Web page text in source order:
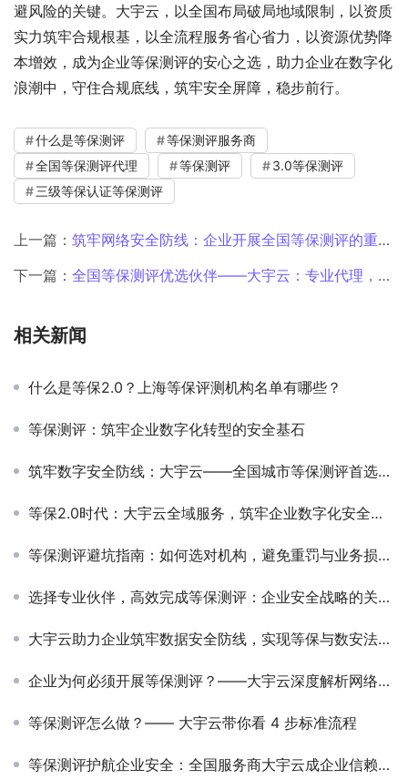
避风险的关键。大宇云，以全国布局破局地域限制，以资质
实力筑牢合规根基，以全流程服务省心省力，以资源优势降
本增效，成为企业等保测评的安心之选，助力企业在数字化
浪潮中，守住合规底线，筑牢安全屏障，稳步前行。
什么是等保测评
等保测评服务商
全国等保测评代理
等保测评
3.0等保测评
三级等保认证等保测评
上一篇： 筑牢网络安全防线：企业开展全国等保测评的重要性与路径选择
下一篇： 全国等保测评优选伙伴——大宇云：专业代理，护航企业网络安全合规之路
相关新闻
什么是等保2.0？上海等保评测机构名单有哪些？
等保测评：筑牢企业数字化转型的安全基石‌
筑牢数字安全防线：大宇云——全国城市等保测评首选服务商
等保2.0时代：大宇云全域服务，筑牢企业数字化安全基石
等保测评避坑指南：如何选对机构，避免重罚与业务损失？
选择专业伙伴，高效完成等保测评：企业安全战略的关键一步
大宇云助力企业筑牢数据安全防线，实现等保与数安法双轨合规
企业为何必须开展等保测评？——大宇云深度解析网络安全合规的“必修课”
等保测评怎么做？—— 大宇云带你看 4 步标准流程
等保测评护航企业安全：全国服务商大宇云成企业信赖之选